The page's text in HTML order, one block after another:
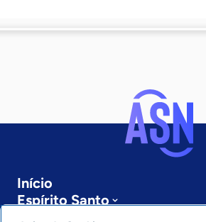
Início
Espírito Santo
Sobre a ASN